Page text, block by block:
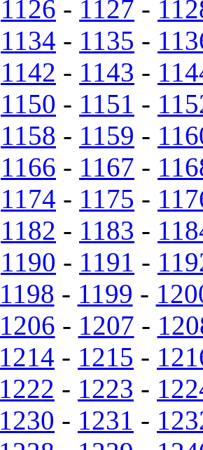
1126 - 1127 -
1134 - 1135 -
1142 - 1143 -
1150 - 1151 -
1158 - 1159 -
1166 - 1167 -
1174 - 1175 -
1182 - 1183 -
1190 - 1191 -
1198 - 1199 -
1206 - 1207 -
1214 - 1215 -
1222 - 1223 -
1230 - 1231 -